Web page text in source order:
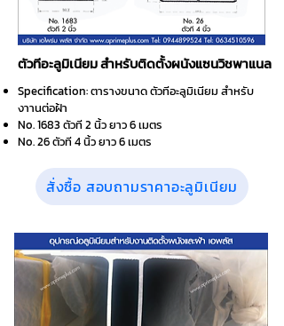
ตัวทีอะลูมิเนียม สำหรับติดตั้งผนังแซนวิชพาแนล
Specification: ตารางขนาด ตัวทีอะลูมิเนียม สำหรับ
งาานต่อฝ้า
No. 1683 ตัวที 2 นิ้ว ยาว 6 เมตร
No. 26 ตัวที 4 นิ้ว ยาว 6 เมตร
สั่งซื้อ สอบถามราคาอะลูมิเนียม